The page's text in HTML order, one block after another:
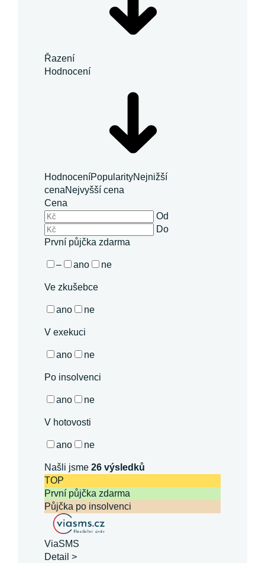
Řazení
Hodnocení
HodnoceníPopularityNejnižší
cenaNejvyšší cena
Cena
Od
Do
První půjčka zdarma
– ano ne
Ve zkušebce
ano ne
V exekuci
ano ne
Po insolvenci
ano ne
V hotovosti
ano ne
Našli jsme26 výsledků
TOP
První půjčka zdarma
Půjčka po insolvenci
ViaSMS
Detail >